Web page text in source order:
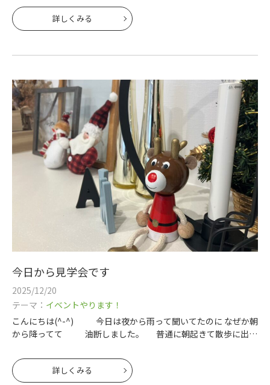
皆様のために頑張り
詳しくみる
今日から見学会です
2025/12/20
テーマ： イベントやります！
こんにちは(^-^) 今日は夜から雨って聞いてたのに なぜか朝
から降ってて 油断しました。 普通に朝起きて散歩に出た
詳しくみる